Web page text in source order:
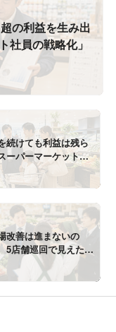
の利益を生み出
社員の戦略化」
続けても利益は残ら
ーパーマーケットが
外の来店理由」をつ
改善は進まないの
舗巡回で見えた
務プロセス未実行」
当の課題『真因』